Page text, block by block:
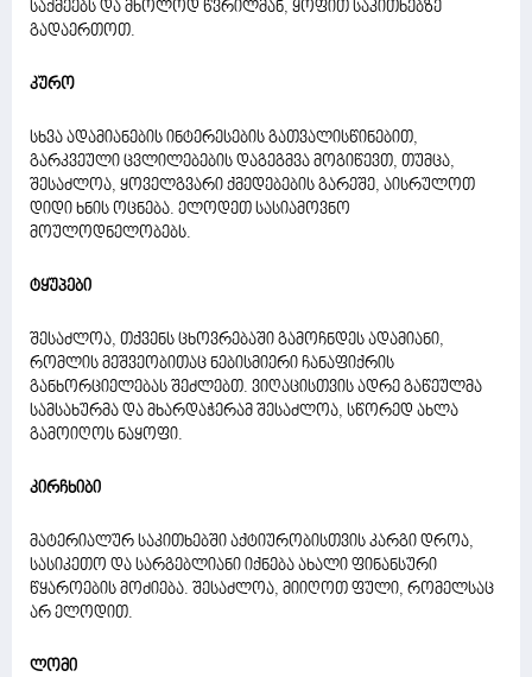
საქმეებს და მხოლოდ წვრილმან, ყოფით საკითხებზე
გადაერთოთ.
კურო
სხვა ადამიანების ინტერესების გათვალისწინებით,
გარკვეული ცვლილებების დაგეგმვა მოგიწევთ, თუმცა,
შესაძლოა, ყოველგვარი ქმედებების გარეშე, აისრულოთ
დიდი ხნის ოცნება. ელოდეთ სასიამოვნო
მოულოდნელობებს.
ტყუპები
შესაძლოა, თქვენს ცხოვრებაში გამოჩნდეს ადამიანი,
რომლის მეშვეობითაც ნებისმიერი ჩანაფიქრის
განხორციელებას შეძლებთ. ვიღაცისთვის ადრე გაწეულმა
სამსახურმა და მხარდაჭერამ შესაძლოა, სწორედ ახლა
გამოიღოს ნაყოფი.
კირჩხიბი
მატერიალურ საკითხებში აქტიურობისთვის კარგი დროა,
სასიკეთო და სარგებლიანი იქნება ახალი ფინანსური
წყაროების მოძიება. შესაძლოა, მიიღოთ ფული, რომელსაც
არ ელოდით.
ლომი